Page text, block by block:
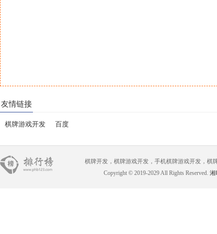
友情链接
棋牌游戏开发 百度
棋牌开发，棋牌游戏开发，手机棋牌游戏开发，棋
Copyright © 2019-2029 All Rights Reserved. 湘